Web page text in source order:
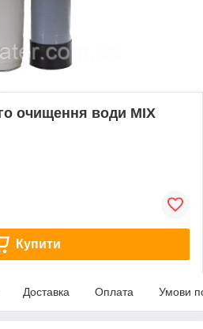
очищення води MIX
Купити
Доставка Оплата Умови